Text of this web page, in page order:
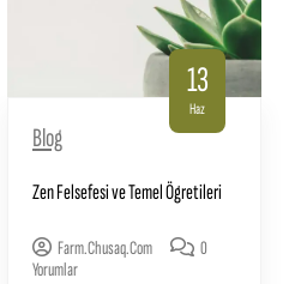
13
Haz
Blog
Zen Felsefesi ve Temel Ögretileri
Farm.chusaq.com
0
Yorumlar